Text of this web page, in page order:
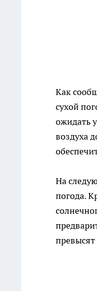
Как
сухой
ожидать
воздуха
На
погода.
превысят